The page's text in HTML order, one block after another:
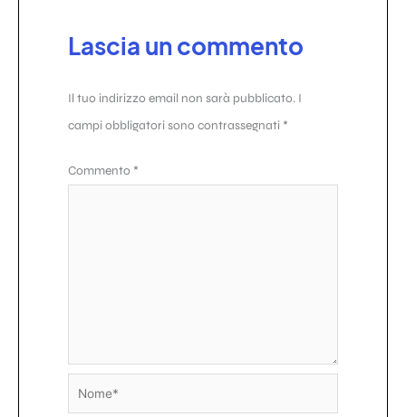
Lascia un commento
Il tuo indirizzo email non sarà pubblicato. I
campi obbligatori sono contrassegnati *
Commento *
Nome*